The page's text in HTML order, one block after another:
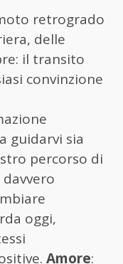
retrogrado
delle
il transito
convinzione
guidarvi sia
percorso di
oggi,
Amore: